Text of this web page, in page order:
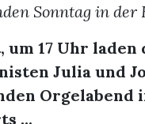
Sonntag in der
um 17 Uhr
Julia und
Orgelabend
...